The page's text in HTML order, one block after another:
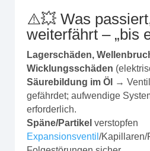
⚠️💥 Was
weiterfährt – „bis
Lagerschäden,
Wicklungsschäden
Säurebildung im Öl
→
gefährdet; aufwendige
erforderlich.
Späne/Partikel verstopfen
Expansionsventil /Kapillaren/